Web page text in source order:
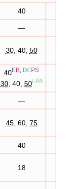
40
—
30, 40, 50
40EB DEPS
30, 40, 50 LPA
—
45, 60, 75
40
18